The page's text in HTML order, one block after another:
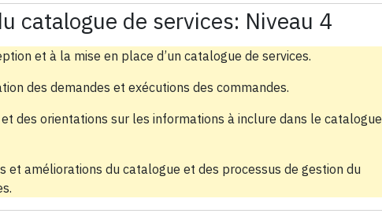
catalogue de services: Niveau 4
et à la mise en place d’un catalogue de services.
des demandes et exécutions des commandes.
des orientations sur les informations à inclure dans le catalogue
et améliorations du catalogue et des processus de gestion du